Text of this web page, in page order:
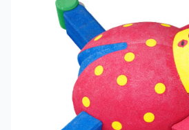
Детские игровые
7 категорий
Комплексы для лазания
3 категории